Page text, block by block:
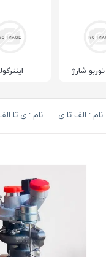
توربو شارژ
نام : الف تا ی نام : ی تا